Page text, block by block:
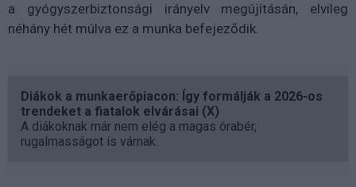
a gyógyszerbiztonsági irányelv megújításán, elvileg
néhány hét múlva ez a munka befejeződik.
Diákok a munkaerőpiacon: Így formálják a 2026-os
trendeket a fiatalok elvárásai (X)
A diákoknak már nem elég a magas órabér,
rugalmasságot is várnak.